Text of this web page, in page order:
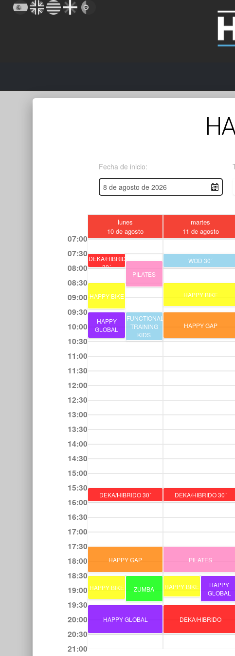
Fecha de inicio:
07:00
07:30
08:00
08:30
09:00
09:30
10:00
10:30
11:00
11:30
12:00
12:30
13:00
13:30
14:00
14:30
15:00
15:30
16:00
16:30
17:00
17:30
18:00
18:30
19:00
19:30
20:00
20:30
21:00
lunes
10 de agosto
DEKA/HIBRIDO
30´
PILATES
HAPPY BIKE
HAPPY
GLOBAL
FUNCTIONAL
TRAINING
KIDS
DEKA/HIBRIDO 30´
HAPPY GAP
HAPPY BIKE ZUMBA
HAPPY GLOBAL
martes
11 de agosto
WOD 30´
HAPPY BIKE
HAPPY GAP
DEKA/HIBRIDO 30´
PILATES
HAPPY BIKE
HAPPY
GLOBAL
DEKA/HIBRIDO